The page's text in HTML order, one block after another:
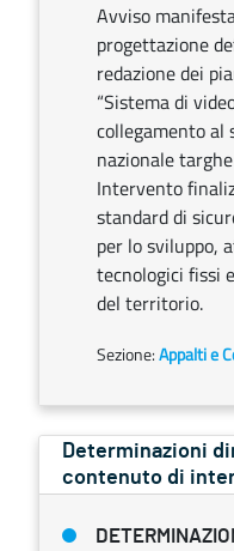
Avviso
progettazione
redazione dei
“Sistema di
collegamento al
nazionale
Intervento
standard di
per lo sviluppo,
tecnologici fissi
del territorio.
Sezione:Appalti e
Determinazioni
contenuto di